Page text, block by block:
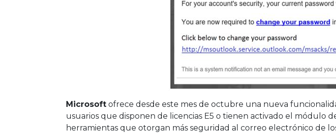
Microsoft ofrece desde este mes de octubre una nueva
usuarios que disponen de licencias E5 o tienen activado el módulo
herramientas que otorgan más seguridad al correo electrónico de